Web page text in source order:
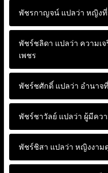
พัชรกาญจน์ แปลว่า หญิงที่
พัชร์ชลิดา แปลว่า ความเ
เพชร
พัชร์ชศักดิ์ แปลว่า อำนาจ
พัชร์ชาวัลย์ แปลว่า ผู้มีควา
พัชร์ชิสา แปลว่า หญิงงาม